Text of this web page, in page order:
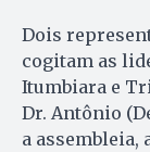
Dois
cogitam as
Itumbiara e
Dr. Antônio
a assembleia,